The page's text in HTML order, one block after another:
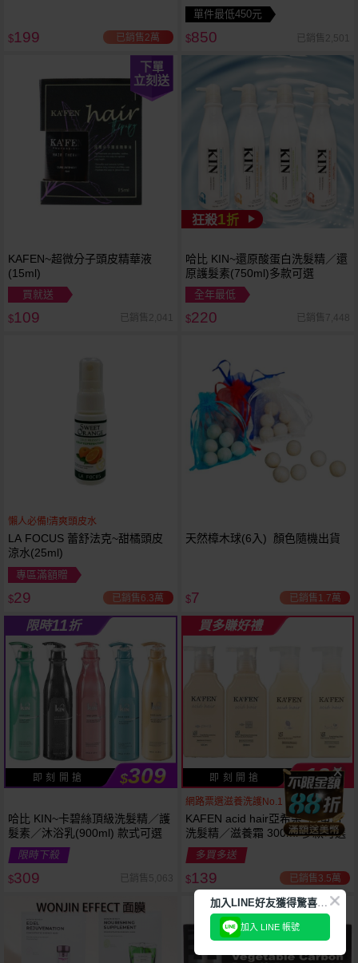
$199 已銷售2萬
單件最低450元
$850 已銷售2,501
下單
立刻送
KAFEN~超微分子頭皮精華液
(15ml)
買就送
$109 已銷售2,041
狂殺1折
哈比 KIN~還原酸蛋白洗髮精／還
原護髮素(750ml)多款可選
全年最低
$220 已銷售7,448
懶人必備!清爽頭皮水
LA FOCUS 蕾舒法克~甜橘頭皮
涼水(25ml)
專區滿額贈
$29 已銷售6.3萬
天然樟木球(6入) 顏色隨機出貨
$7 已銷售1.7萬
限時11折
即 刻 開 搶 $309
哈比 KIN~卡碧絲頂級洗髮精／護
髮素／沐浴乳(900ml) 款式可選
限時下殺
$309 已銷售5,063
買多賺好禮
即 刻 開 搶 $139
網路票選滋養洗護No.1
KAFEN acid hair亞希朵~酸蛋白
洗髮精／滋養霜 300ml 多款可選
多買多送
$139 已銷售3.5萬
加
入LINE好友獲得驚喜折扣!
加入 LINE 帳號